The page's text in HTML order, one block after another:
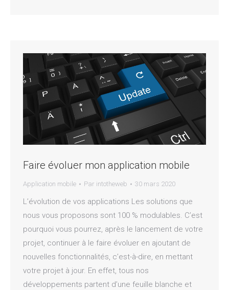
Faire évoluer mon application mobile
Application mobile Par intotheweb 30 mars 2020
L’évolution de vos applications Les solutions que
nous vous proposons sont 100 % modulables. C’est
pourquoi vous pourrez, après le lancement de votre
projet, continuer à le faire évoluer en ajoutant de
nouvelles fonctionnalités, c’est-à-dire, en mettant
votre projet à jour. En effet, tous nos
développements partent d’une feuille blanche et